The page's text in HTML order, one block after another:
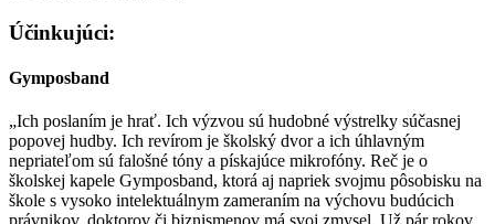
Účinkujúci:
Gymposband
„Ich poslaním je hrať. Ich výzvou sú hudobné výstrelky súčasnej
popovej hudby. Ich revírom je školský dvor a ich úhlavným
nepriateľom sú falošné tóny a pískajúce mikrofóny. Reč je o
školskej kapele Gymposband, ktorá aj napriek svojmu pôsobisku na
škole s vysoko intelektuálnym zameraním na výchovu budúcich
právnikov, doktorov či biznismenov má svoj zmysel. Už pár rokov